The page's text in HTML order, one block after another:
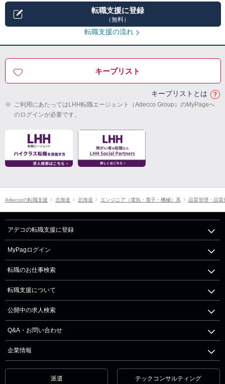
転職支援に登録
（無料）
転職支援の流れ
キープリスト
キープリストとは
※ ご利用にあたってはLHH転職エージェント（Adecco Group）のMyPageへ
のログインが必要です。
Adeccoの転職支援 北海道 北海道 エンジニア（電気・電子・機械）系 品質管理・品質
アデコの転職支援に登録
MyPagログイン
転職のお仕事検索
転職支援について
公開中の求人検索
Q&A・お問い合わせ
企業情報
派遣 テックコンサルティング